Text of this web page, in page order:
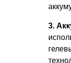
3.